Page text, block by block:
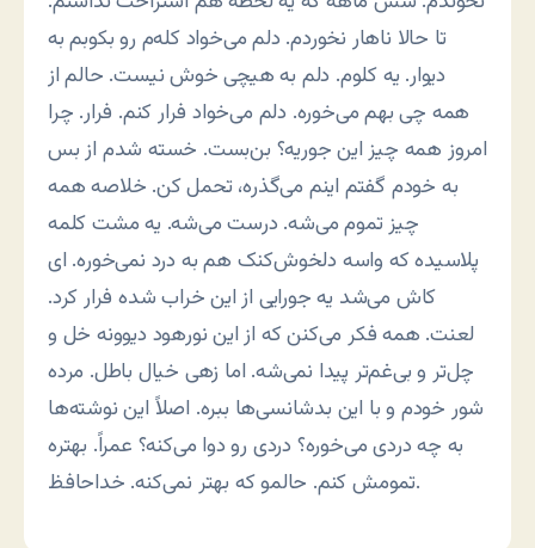
تا حالا ناهار نخوردم. دلم می‌خواد کله‌م رو بکوبم به
دیوار. یه کلوم. دلم به هیچی خوش نیست. حالم از
همه چی بهم می‌خوره. دلم می‌خواد فرار کنم. فرار. چرا
امروز همه چیز این جوریه؟ بن‌بست. خسته شدم از بس
به خودم گفتم اینم می‌گذره، تحمل کن. خلاصه همه
چیز تموم می‌شه. درست می‌شه. یه مشت کلمه
پلاسیده که واسه دلخوش‌کنک هم به درد نمی‌خوره. ای
کاش می‌شد یه جورایی از این خراب شده فرار کرد.
لعنت. همه فکر می‌کنن که از این نورهود دیوونه خل و
چل‌تر و بی‌غم‌تر پیدا نمی‌شه. اما زهی خیال باطل. مرده
شور خودم و با این بدشانسی‌ها ببره. اصلاً این نوشته‌ها
به چه دردی می‌خوره؟ دردی رو دوا می‌کنه؟ عمراً. بهتره
تمومش کنم. حالمو که بهتر نمی‌کنه. خداحافظ.